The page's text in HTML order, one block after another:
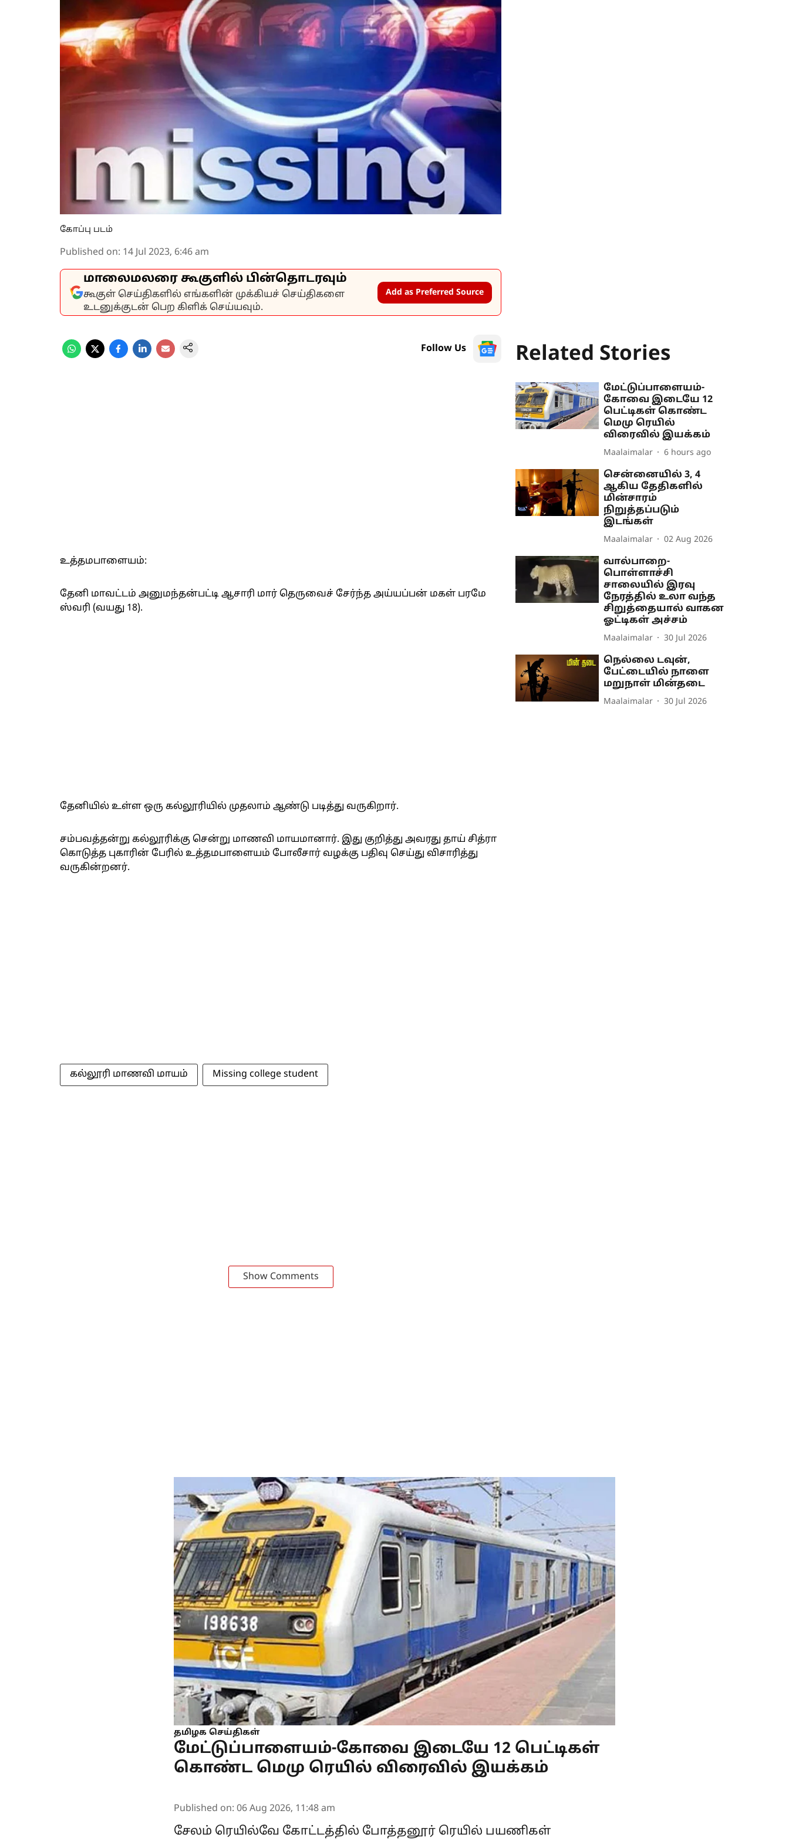
கோப்பு படம்
Published on: 14 Jul 2023, 6:46 am
மாலைமலரை கூகுளில் பின்தொடரவும்
கூகுள் செய்திகளில் எங்களின் முக்கியச் செய்திகளை
உடனுக்குடன் பெற கிளிக் செய்யவும்.
Add as Preferred Source
Follow Us
உத்தமபாளையம்:
தேனி மாவட்டம் அனுமந்தன்பட்டி ஆசாரி மார் தெருவைச் சேர்ந்த அய்யப்பன் மகள் பரமே
ஸ்வரி (வயது 18).
தேனியில் உள்ள ஒரு கல்லூரியில் முதலாம் ஆண்டு படித்து வருகிறார்.
சம்பவத்தன்று கல்லூரிக்கு சென்று மாணவி மாயமானார். இது குறித்து அவரது தாய் சித்ரா
கொடுத்த புகாரின் பேரில் உத்தமபாளையம் போலீசார் வழக்கு பதிவு செய்து விசாரித்து
வருகின்றனர்.
கல்லூரி மாணவி மாயம் Missing college student
Show Comments
Related Stories
மேட்டுப்பாளையம்-
கோவை இடையே 12
பெட்டிகள் கொண்ட
மெமு ரெயில்
விரைவில் இயக்கம்
Maalaimalar 6 hours ago
சென்னையில் 3, 4
ஆகிய தேதிகளில்
மின்சாரம்
நிறுத்தப்படும்
இடங்கள்
Maalaimalar 02 Aug 2026
வால்பாறை-
பொள்ளாச்சி
சாலையில் இரவு
நேரத்தில் உலா வந்த
சிறுத்தையால் வாகன
ஓட்டிகள் அச்சம்
Maalaimalar 30 Jul 2026
நெல்லை டவுன்,
பேட்டையில் நாளை
மறுநாள் மின்தடை
Maalaimalar 30 Jul 2026
தமிழக செய்திகள்
மேட்டுப்பாளையம்-கோவை இடையே 12 பெட்டிகள்
கொண்ட மெமு ரெயில் விரைவில் இயக்கம்
Published on: 06 Aug 2026, 11:48 am
சேலம் ரெயில்வே கோட்டத்தில் போத்தனூர் ரெயில் பயணிகள்